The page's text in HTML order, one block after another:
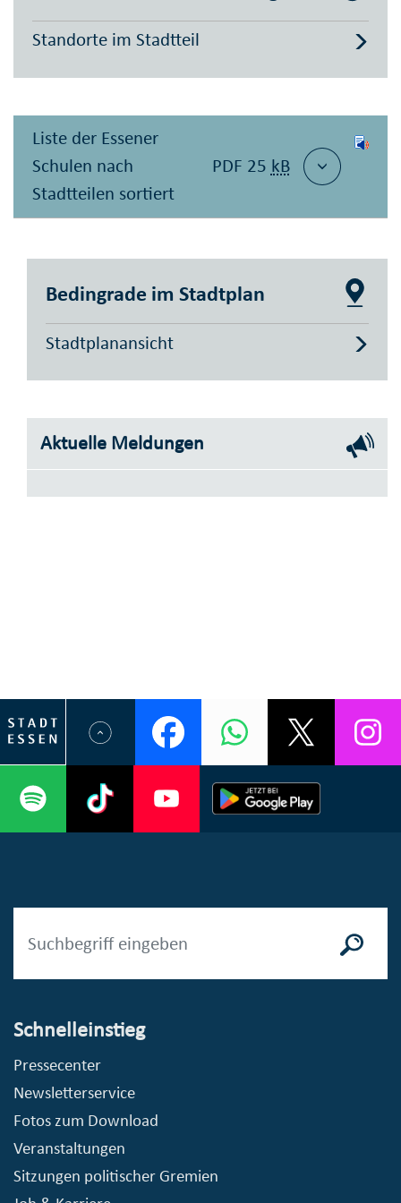
Standorte im Stadtteil
Liste der Essener
Schulen nach
Stadtteilen sortiert
PDF 25 kB
Bedingrade im Stadtplan
Stadtplanansicht
Aktuelle Meldungen
Schnelleinstieg
Pressecenter
Newsletterservice
Fotos zum Download
Veranstaltungen
Sitzungen politischer Gremien